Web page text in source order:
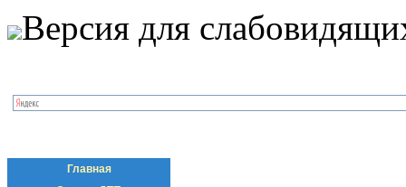
Версия для
Главная